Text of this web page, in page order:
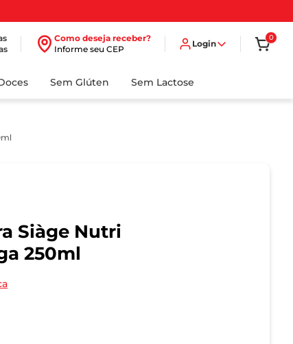
Como deseja receber?
Informe seu CEP
Login
0
Sem Glúten Sem Lactose
Siàge Nutri
250ml